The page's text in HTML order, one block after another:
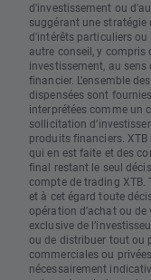
d'investissement ou
suggérant une
d'intérêts particuliers
autre conseil, y compris
investissement, au
financier. L’ensemble
dispensées sont
interprétées comme un
sollicitation
produits financiers.
qui en est faite et des
final restant le seul
compte de trading
et à cet égard toute
opération d’achat ou de
exclusive de
ou de distribuer tout ou
commerciales ou
nécessairement